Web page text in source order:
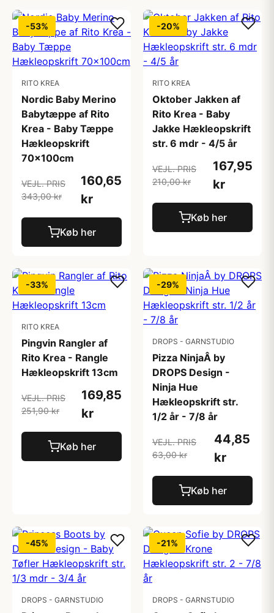
-53%
RITO KREA
Nordic Baby Merino
Babytæppe af Rito
Krea - Baby Tæppe
Hækleopskrift
70x100cm
VEJL. PRIS
343,00 kr
160,65
kr
Køb her
-20%
RITO KREA
Oktober Jakken af
Rito Krea - Baby
Jakke Hækleopskrift
str. 6 mdr - 4/5 år
VEJL. PRIS
210,00 kr
167,95
kr
Køb her
-33%
RITO KREA
Pingvin Rangler af
Rito Krea - Rangle
Hækleopskrift 13cm
VEJL. PRIS
251,90 kr
169,85
kr
Køb her
-29%
DROPS - GARNSTUDIO
Pizza NinjaÂ by
DROPS Design -
Ninja Hue
Hækleopskrift str.
1/2 år - 7/8 år
VEJL. PRIS
63,00 kr
44,85
kr
Køb her
-45%
DROPS - GARNSTUDIO
-21%
DROPS - GARNSTUDIO